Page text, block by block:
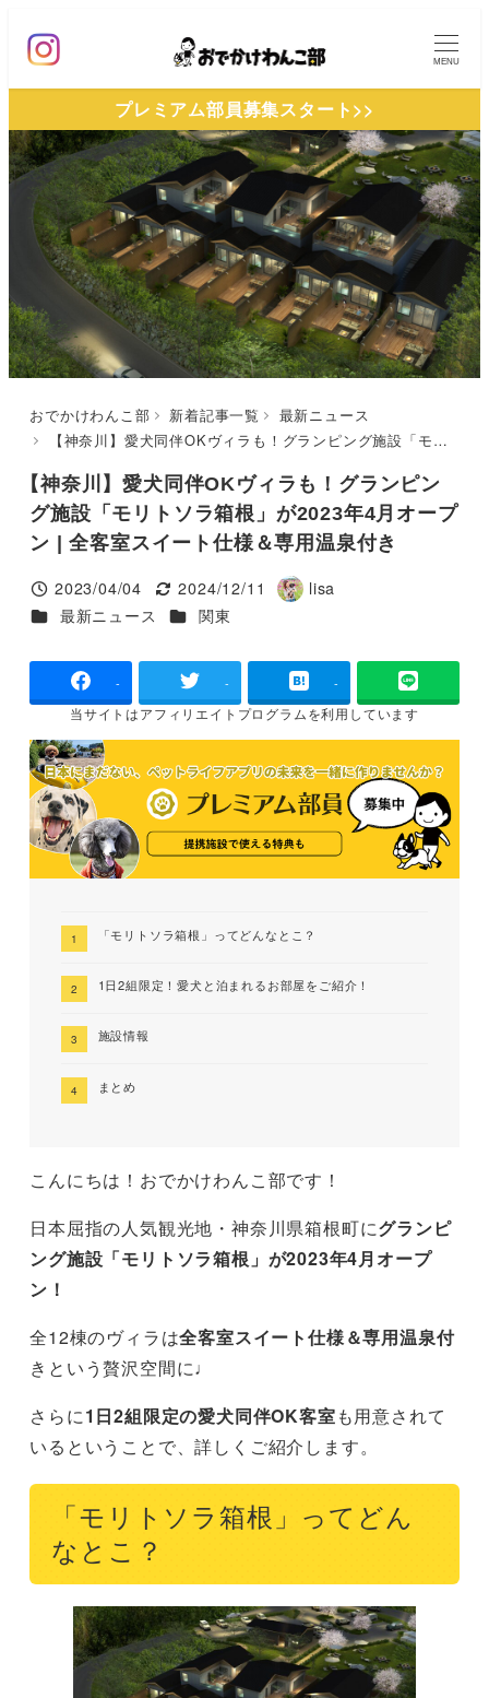
ン
ン
テ
移
動
MENU
プレミアム部員募集スタート>>
おでかけわんこ部 新着記事一覧
最新ニュース
【神奈川】愛犬同伴OKヴィラも！グランピング施設「モリトソラ箱根」が2023年4月オープン | 全客室スイート仕様＆専用温泉付き
【神奈川】愛犬同伴OKヴィラも！グランピン
グ施設「モリトソラ箱根」が2023年4月オープ
ン | 全客室スイート仕様＆専用温泉付き
投稿日
2023/04/04
更新日
2024/12/11
著
lisa
カテゴリー
最新ニュース カテゴリー
関東
- - -
当サイトはアフィリエイトプログラムを利用しています
「モリトソラ箱根」ってどんなとこ？
1日2組限定！愛犬と泊まれるお部屋をご紹介！
施設情報
まとめ
こんにちは！おでかけわんこ部です！
日本屈指の人気観光地・神奈川県箱根町にグランピ
ング施設「モリトソラ箱根」が2023年4月オープ
ン！
全12棟のヴィラは全客室スイート仕様＆専用温泉付
きという贅沢空間に♩
さらに1日2組限定の愛犬同伴OK客室も用意されて
いるということで、詳しくご紹介します。
「モリトソラ箱根」ってどん
なとこ？